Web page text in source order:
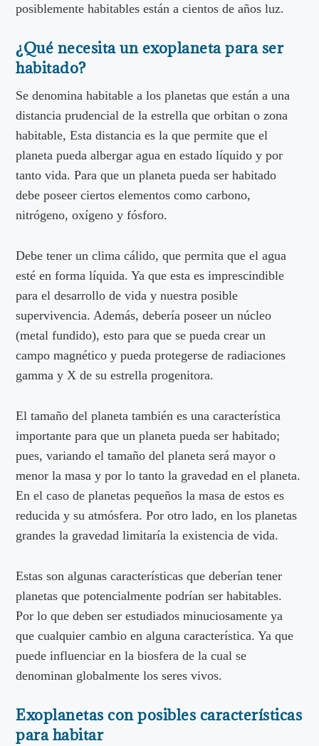
posiblemente habitables están a cientos de años luz.
¿Qué necesita un exoplaneta para ser
habitado?
Se denomina habitable a los planetas que están a una
distancia prudencial de la estrella que orbitan o zona
habitable, Esta distancia es la que permite que el
planeta pueda albergar agua en estado líquido y por
tanto vida. Para que un planeta pueda ser habitado
debe poseer ciertos elementos como carbono,
nitrógeno, oxígeno y fósforo.
Debe tener un clima cálido, que permita que el agua
esté en forma líquida. Ya que esta es imprescindible
para el desarrollo de vida y nuestra posible
supervivencia. Además, debería poseer un núcleo
(metal fundido), esto para que se pueda crear un
campo magnético y pueda protegerse de radiaciones
gamma y X de su estrella progenitora.
El tamaño del planeta también es una característica
importante para que un planeta pueda ser habitado;
pues, variando el tamaño del planeta será mayor o
menor la masa y por lo tanto la gravedad en el planeta.
En el caso de planetas pequeños la masa de estos es
reducida y su atmósfera. Por otro lado, en los planetas
grandes la gravedad limitaría la existencia de vida.
Estas son algunas características que deberían tener
planetas que potencialmente podrían ser habitables.
Por lo que deben ser estudiados minuciosamente ya
que cualquier cambio en alguna característica. Ya que
puede influenciar en la biosfera de la cual se
denominan globalmente los seres vivos.
Exoplanetas con posibles características
para habitar